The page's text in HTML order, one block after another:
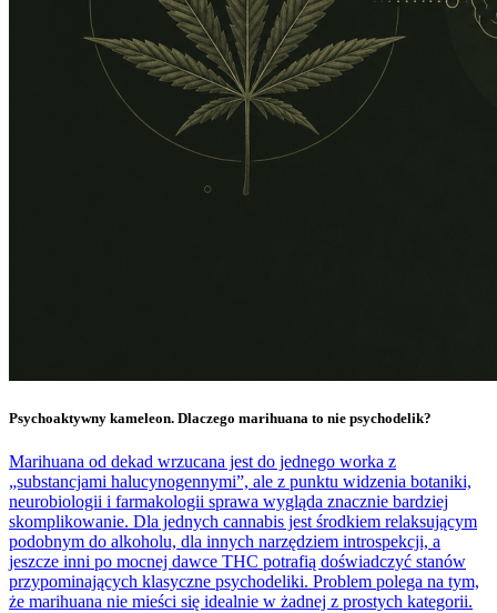
Psychoaktywny kameleon. Dlaczego marihuana to nie psychodelik?
Marihuana od dekad wrzucana jest do jednego worka z
„substancjami halucynogennymi”, ale z punktu widzenia botaniki,
neurobiologii i farmakologii sprawa wygląda znacznie bardziej
skomplikowanie. Dla jednych cannabis jest środkiem relaksującym
podobnym do alkoholu, dla innych narzędziem introspekcji, a
jeszcze inni po mocnej dawce THC potrafią doświadczyć stanów
przypominających klasyczne psychodeliki. Problem polega na tym,
że marihuana nie mieści się idealnie w żadnej z prostych kategorii.